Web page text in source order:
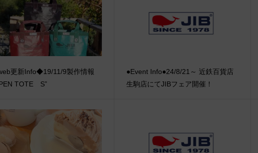
更新Info◆19/11/9製作情報
TOTE S”
●Event Info●24/8/21～ 近鉄百貨店
生駒店にてJIBフェア開催！